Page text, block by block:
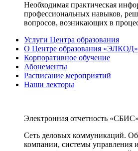
Необходимая практическая
профессиональных навыков,
вопросов, возникающих в
Услуги Центра образования
О Центре образования «ЭЛКОД»
Корпоративное обучение
Абонементы
Расписание мероприятий
Наши лекторы
Электронная отчетность «СБИС»
Сеть деловых коммуникаций.
компании, системы управления